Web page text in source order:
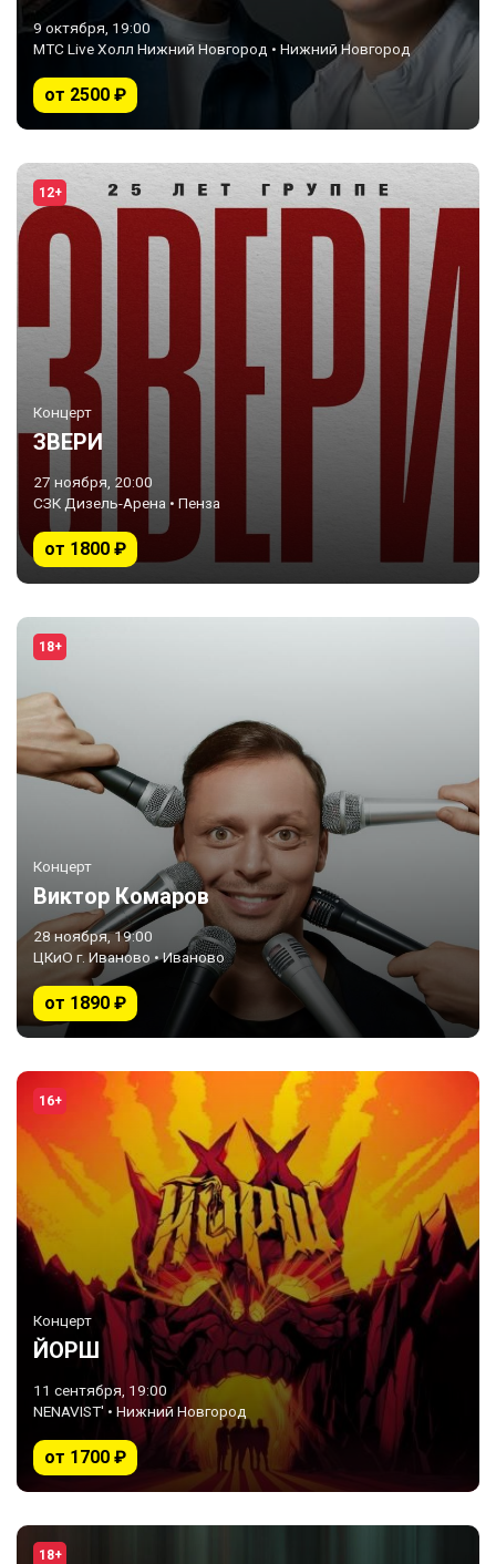
9 октября, 19:00
МТС Live Холл Нижний Новгород • Нижний Новгород
от 2500 ₽
12+
Концерт
ЗВЕРИ
27 ноября, 20:00
СЗК Дизель-Арена • Пенза
от 1800 ₽
18+
Концерт
Виктор Комаров
28 ноября, 19:00
ЦКиО г. Иваново • Иваново
от 1890 ₽
16+
Концерт
ЙОРШ
11 сентября, 19:00
NENAVIST' • Нижний Новгород
от 1700 ₽
18+